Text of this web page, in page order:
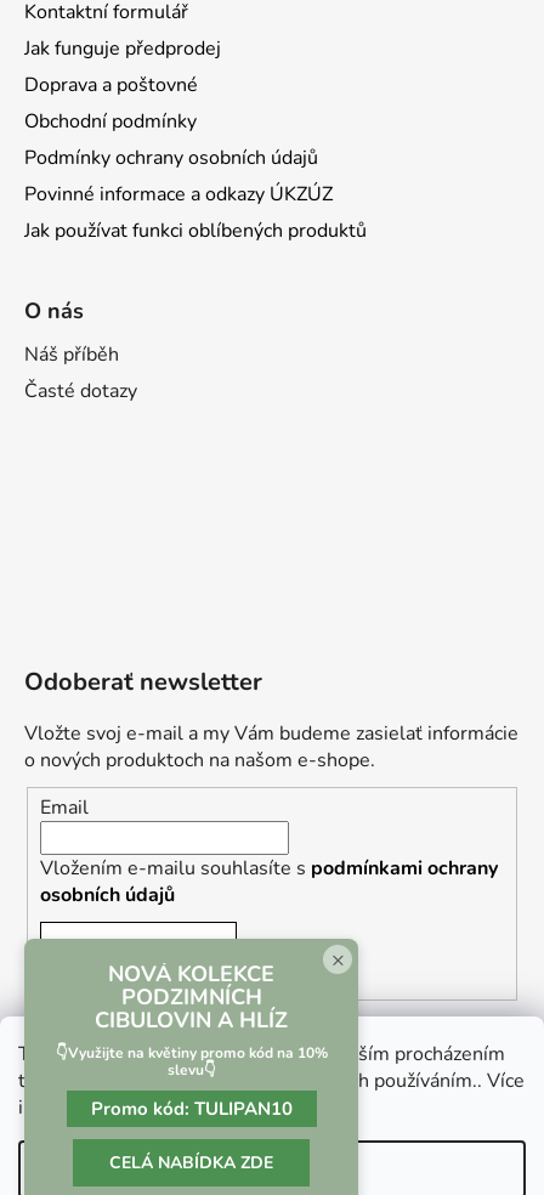
Tento web používá soubory cookie. Dalším procházením
tohoto webu vyjadřujete souhlas s jejich používáním.. Více
informacízde.
Nastavenie
Kontaktní formulář
Jak funguje předprodej
Doprava a poštovné
Obchodní podmínky
Podmínky ochrany osobních údajů
Povinné informace a odkazy ÚKZÚZ
Jak používat funkci oblíbených produktů
O nás
Náš příběh
Časté dotazy
Odoberať newsletter
Vložte svoj e-mail a my Vám budeme zasielať informácie
o nových produktoch na našom e-shope.
Email
Vložením e-mailu souhlasíte s podmínkami ochrany
osobních údajů
Vrácení zboží a reklamace Kontaktní formulář
×
NOVÁ KOLEKCE
PODZIMNÍCH
CIBULOVIN A HLÍZ
👇Využijte na květiny promo kód na 10%
slevu👇
Promo kód: TULIPAN10
CELÁ NABÍDKA ZDE